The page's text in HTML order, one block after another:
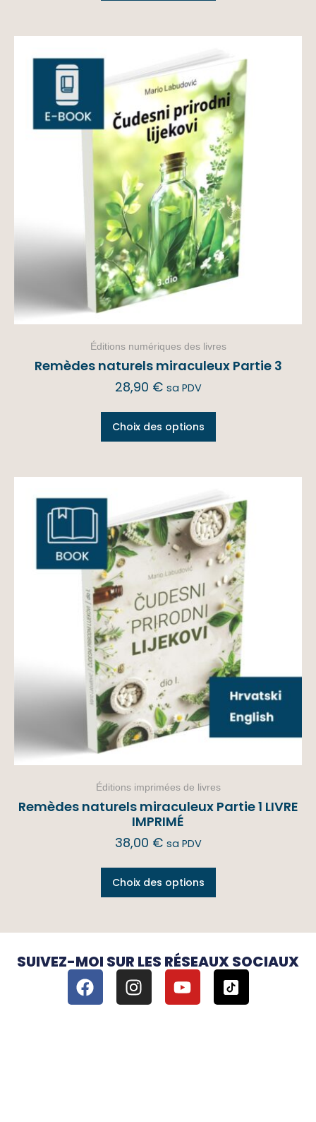
Éditions numériques des livres
Remèdes naturels miraculeux Partie 3
28,90 € sa PDV
Choix des options
Éditions imprimées de livres
Remèdes naturels miraculeux Partie 1 LIVRE
IMPRIMÉ
38,00 € sa PDV
Choix des options
SUIVEZ-MOI SUR LES RÉSEAUX SOCIAUX